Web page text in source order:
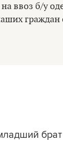
ввоз б/у